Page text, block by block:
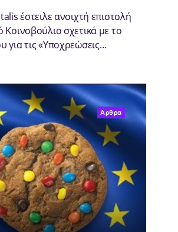
έστειλε ανοιχτή επιστολή
Κοινοβούλιο σχετικά με το
για τις «Υποχρεώσεις…
Άρθρα